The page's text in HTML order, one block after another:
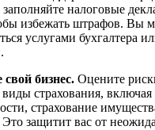
налоговые
избежать штрафов. Вы
услугами бухгалтера
свой бизнес. Оцените
страхования, включая
страхование
Это защитит вас от